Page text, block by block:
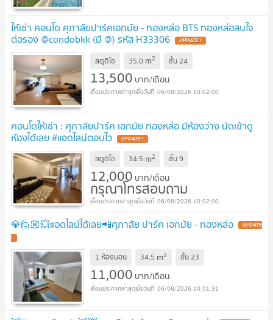
ให้เช่า คอนโด ศุภาลัยปาร์คเอกมัย - ทองหล่อ BTS ทองหล่อสนใจ
ต่อรอง @condobkk (มี @) รหัส H33306
สตูดิโอ 35.0 m2 ชั้น24
13,500 บาท/เดือน
06/08/2026 10:02:00
คอนโดให้เช่า : ศุภาลัยปาร์ค เอกมัย ทองหล่อ มีห้องว่าง นัดเข้าดู
ห้องได้เลย #แอดไลน์ตอบไว
สตูดิโอ 34.5 m2 ชั้น9
12,000 บาท/เดือน
กรุณาโทรสอบถาม
06/08/2026 10:02:00
💎🙋🏼💥แอดไลน์ได้เลย📲ศุภาลัย ปาร์ค เอกมัย - ทองหล่อ
1 ห้องนอน 34.5 m2 ชั้น23
11,000 บาท/เดือน
06/08/2026 10:01:31